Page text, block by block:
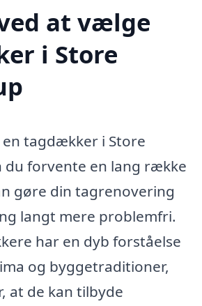
at vælge
i Store
tagdækker i Store
du forvente en lang række
gøre din tagrenovering
langt mere problemfri.
har en dyb forståelse
og byggetraditioner,
at de kan tilbyde